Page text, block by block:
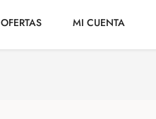
OFERTAS MI CUENTA